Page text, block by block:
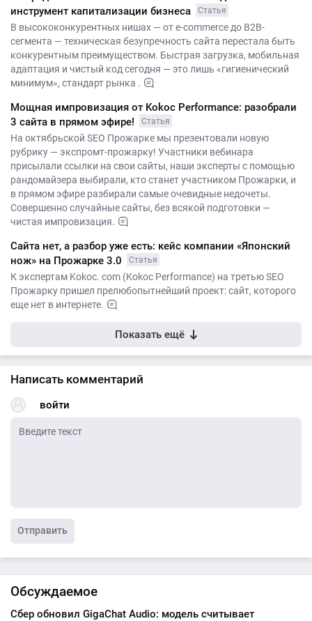
инструмент капитализации бизнеса
Статья
В высококонкурентных нишах — от e-commerce до B2B-
сегмента — техническая безупречность сайта перестала быть
конкурентным преимуществом. Быстрая загрузка, мобильная
адаптация и чистый код сегодня — это лишь «гигиенический
минимум», стандарт рынка .
Мощная импровизация от Kokoc Performance: разобрали
3 сайта в прямом эфире!
Статья
На октябрьской SEO Прожарке мы презентовали новую
рубрику — экспромт-прожарку! Участники вебинара
присылали ссылки на свои сайты, наши эксперты с помощью
рандомайзера выбирали, кто станет участником Прожарки, и
в прямом эфире разбирали самые очевидные недочеты.
Совершенно случайные сайты, без всякой подготовки —
чистая импровизация.
Сайта нет, а разбор уже есть: кейс компании «Японский
нож» на Прожарке 3.0
Статья
К экспертам Kokoc. com (Kokoc Performance) на третью SEO
Прожарку пришел прелюбопытнейший проект: сайт, которого
еще нет в интернете.
Показать ещё
Написать комментарий
войти
Отправить
Обсуждаемое
Сбер обновил GigaChat Audio: модель считывает